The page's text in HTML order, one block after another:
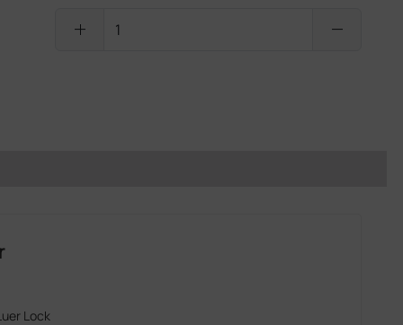
add remove
Lock